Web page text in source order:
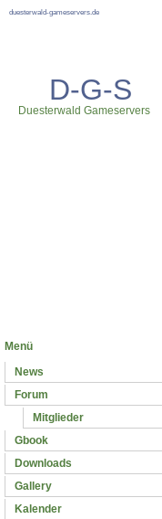
duesterwald-gameservers.de
D-G-S
Duesterwald Gameservers
Menü
News
Forum
Mitglieder
Gbook
Downloads
Gallery
Kalender